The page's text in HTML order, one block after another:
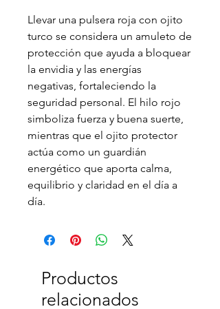
Llevar una pulsera roja con ojito
turco se considera un amuleto de
protección que ayuda a bloquear
la envidia y las energías
negativas, fortaleciendo la
seguridad personal. El hilo rojo
simboliza fuerza y buena suerte,
mientras que el ojito protector
actúa como un guardián
energético que aporta calma,
equilibrio y claridad en el día a
día.
Productos
relacionados